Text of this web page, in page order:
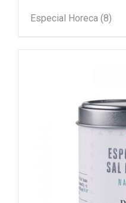
Especial Horeca (8)